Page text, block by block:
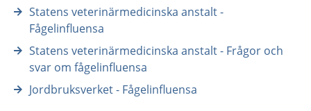
Statens veterinärmedicinska anstalt -
Fågelinfluensa
Statens veterinärmedicinska anstalt - Frågor och
svar om fågelinfluensa
Jordbruksverket - Fågelinfluensa